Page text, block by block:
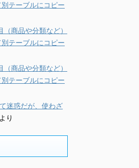
テーブルにコピー
（商品や分類など）
テーブルにコピー
（商品や分類など）
テーブルにコピー
迷惑だが、使わざ
より